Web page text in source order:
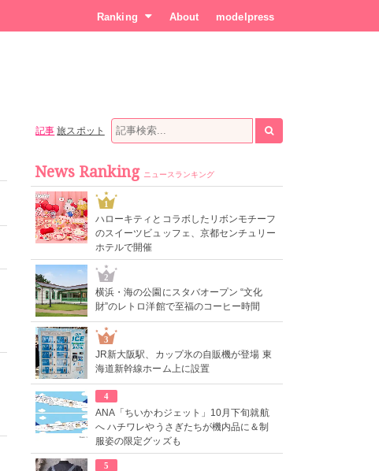
Ranking About modelpress
記事 旅スポット
News Ranking ニュースランキング
1
ハローキティとコラボしたリボンモチーフ
のスイーツビュッフェ、京都センチュリー
ホテルで開催
2
横浜・海の公園にスタバオープン “文化
財”のレトロ洋館で至福のコーヒー時間
3
JR新大阪駅、カップ氷の自販機が登場 東
海道新幹線ホーム上に設置
4
ANA「ちいかわジェット」10月下旬就航
へ ハチワレやうさぎたちが機内品に＆制
服姿の限定グッズも
5